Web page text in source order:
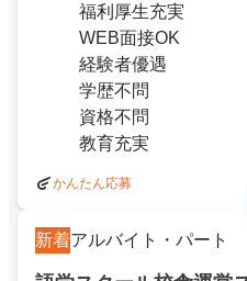
福利厚生充実
WEB面接OK
経験者優遇
学歴不問
資格不問
教育充実
かんたん応募
新着アルバイト・パート